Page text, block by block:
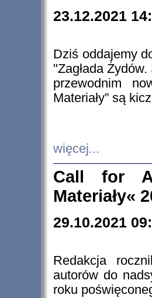
23.12.2021
Dziś oddajemy
"Zagłada
przewodnim
Materiały” są
więcej...
Call for
Materiały«
29.10.2021
Redakcja
autorów do
roku